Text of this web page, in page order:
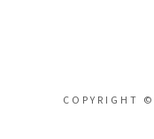
COPYRIGHT